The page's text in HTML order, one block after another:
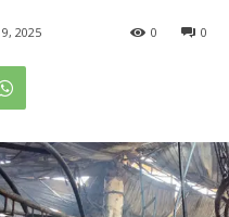
2025 0
0